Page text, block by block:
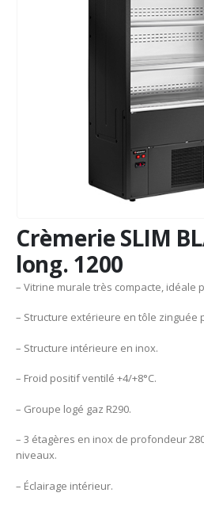
Crèmerie SLIM
long. 1200
– Vitrine murale très compacte, idéale
– Structure extérieure en tôle zinguée
– Structure intérieure en inox.
– Froid positif ventilé +4/+8°C.
– Groupe logé gaz R290.
– 3 étagères en inox de profondeur
niveaux.
– Éclairage intérieur.